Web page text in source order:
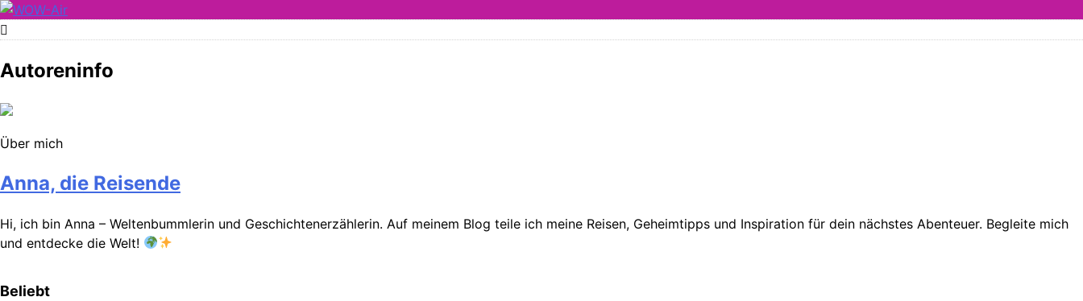
Skip
to
WOW-Air
Autoreninfo
Über mich
Anna, die Reisende
Hi, ich bin Anna – Weltenbummlerin und Geschichtenerzählerin. Auf meinem Blog teile ich meine Reisen, Geheimtipps und Inspiration für dein nächstes Abenteuer. Begleite mich
und entdecke die Welt!
Beliebt